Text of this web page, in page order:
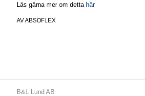
Läs gärna mer om detta här
AVABSOFLEX
B&L Lund AB